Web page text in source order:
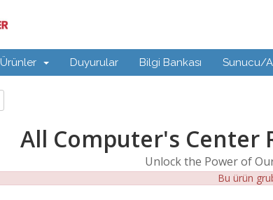
Ürünler Duyurular Bilgi Bankası Sunucu/
All Computer's Center
Unlock the Power of
Bu ürün